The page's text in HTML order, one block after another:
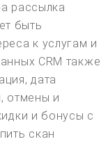
рассылка
быть
к услугам и
CRM также
дата
отмены и
и бонусы с
скан